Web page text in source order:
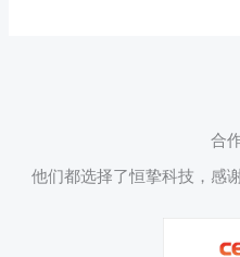
合
他们都选择了恒挚科技，感